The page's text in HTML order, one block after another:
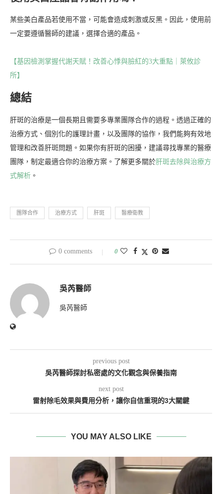
某些美白產品若使用不當，可能會造成刺激或反黑。因此，使用前
一定要遵循醫師的建議，選擇合適的產品。
【基因檢測掌握代謝天賦！改善心悸與臉紅的3大重點｜萊攸診
所】
總結
肝斑的治療是一個長期且需要多專業團隊合作的過程。透過正確的
治療方式、個別化的護理計畫，以及團隊的協作，我們能夠有效地
管理和改善肝斑問題。如果你有肝斑的困擾，建議尋找專業的醫療
團隊，制定最適合你的治療方案。了解更多關於肝斑去除與治療方
式解析 。
團隊合作 治療方式 肝斑 醫療衛教
0 comments 0
吳芮醫師
吳芮醫師
previous post
吳芮醫師探討私密處的文化觀念與保養指南
next post
雷射除毛效果與費用分析，讓你自信重現的3大關鍵
YOU MAY ALSO LIKE